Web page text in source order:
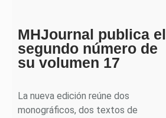
MHJournal publica el
segundo número de
su volumen 17
La nueva edición reúne dos
monográficos, dos textos de